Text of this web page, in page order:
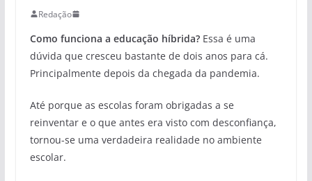
Redação
Como funciona a educação híbrida?Essa é uma
dúvida que cresceu bastante de dois anos para cá.
Principalmente depois da chegada da pandemia.
Até porque as escolas foram obrigadas a se
reinventar e o que antes era visto com desconfiança,
tornou-se uma verdadeira realidade no ambiente
escolar.